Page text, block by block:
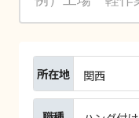
所在地 関西